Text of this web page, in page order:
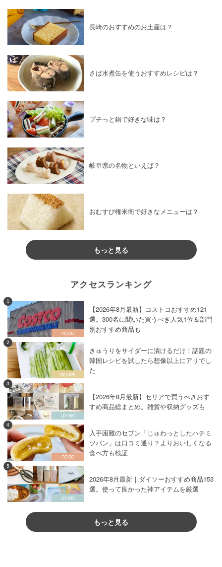
長崎のおすすめのお土産は？
さば水煮缶を使うおすすめレシピは？
プチっと鍋で好きな味は？
岐阜県の名物といえば？
おむすび権米衛で好きなメニューは？
もっと見る
アクセスランキング
1
【2026年8月最新】コストコおすすめ121
選。300名に聞いた買うべき人気1位＆部門
別おすすめ商品も
2
きゅうりをサイダーに漬けるだけ！話題の
韓国レシピを試したら想像以上にアリでし
た
3
【2026年8月最新】セリアで買うべきおす
すめ商品総まとめ。雑貨や収納グッズも
4
入手困難のセブン「じゅわっとしたハチミ
ツパン」は口コミ通り？よりおいしくなる
食べ方も検証
5
2026年8月最新｜ダイソーおすすめ商品153
選。使って良かった神アイテムを厳選
もっと見る